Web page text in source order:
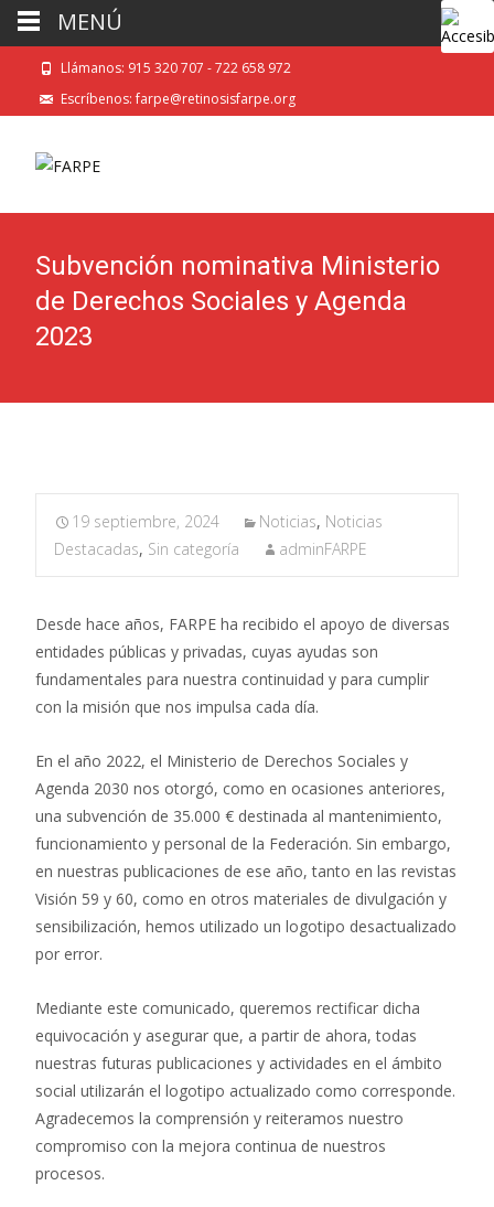
Llámanos: 915 320 707 - 722 658 972
Escríbenos: farpe@retinosisfarpe.org
Subvención nominativa Ministerio
de Derechos Sociales y Agenda
2023
19 septiembre, 2024 Noticias, Noticias
Destacadas, Sin categoría adminFARPE
Desde hace años, FARPE ha recibido el apoyo de diversas
entidades públicas y privadas, cuyas ayudas son
fundamentales para nuestra continuidad y para cumplir
con la misión que nos impulsa cada día.
En el año 2022, el Ministerio de Derechos Sociales y
Agenda 2030 nos otorgó, como en ocasiones anteriores,
una subvención de 35.000 € destinada al mantenimiento,
funcionamiento y personal de la Federación. Sin embargo,
en nuestras publicaciones de ese año, tanto en las revistas
Visión 59 y 60, como en otros materiales de divulgación y
sensibilización, hemos utilizado un logotipo desactualizado
por error.
Mediante este comunicado, queremos rectificar dicha
equivocación y asegurar que, a partir de ahora, todas
nuestras futuras publicaciones y actividades en el ámbito
social utilizarán el logotipo actualizado como corresponde.
Agradecemos la comprensión y reiteramos nuestro
compromiso con la mejora continua de nuestros
procesos.
MENÚ